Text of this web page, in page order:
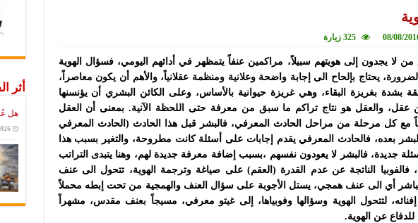
08/08/ 325 زيارة
من لا يجدون إلى هويتهم سبيلاً، مراكمين عنفاً يتمظهر في أدائهم اليومي، فسؤال الهوية
يحتاج بإلحاح الى إجابة واضحة وعلانية ومنظمة عقلانياً، والأهم أن يكون معاصراً،
بشدة بغريزة البقاء، وهي غريزة حيوانية بالأساس، وعلى الكائن البشري أن يؤنسنها
عقل، والعقل هو نتاج تراكم ما سبق من معرفة حتى اللحظة الآنية. بمعنى أن العقل
مع كل مرحلة من مراحل الحادث المعرفي، فالبشر قبل هذا الحادث (الحادث المعرفي
بعده، فالحادث المعرفي يقدم إجابات على أسئلة كانت مطروحة، والتغير بسبب هذا
جديدة، فالبشر لا يعودون نفسهم ،بسبب إضافة معرفة جديدة لهم، وهنا يتبدى التراتب
فالفوبيا الناتجة عن عدم القدرة (العقم) على صياغة وترجمة الهوية، تتحول الى عنف
أي الى عنف همجي، يستل الأجوبة على سؤال العنف والهمجية من تحت إبطه محملاً
لتتحول الهوية وسؤالها وفوبياها، إلى غيتو معرفي، مسيجاً بعنف مقدس، مشهراً
للدفاع عن الهوية.
أثر
هل